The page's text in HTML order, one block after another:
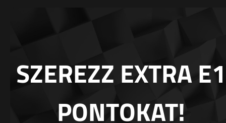
SZEREZZ EXTRA E1
PONTOKAT!